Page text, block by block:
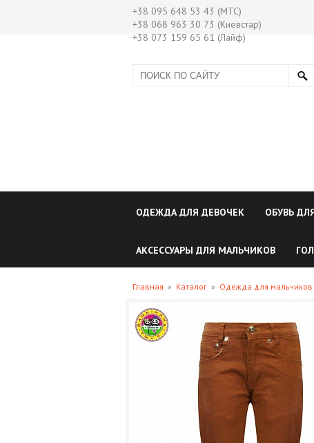
+38 095 648 53 43 (МТС)
+38 068 963 30 73 (Киевстар)
+38 073 159 65 61 (Лайф)
ОДЕЖДА ДЛЯ ДЕВОЧЕК ОБУВЬ
АКСЕССУАРЫ ДЛЯ МАЛЬЧИКОВ
Главная » Каталог » Одежда для